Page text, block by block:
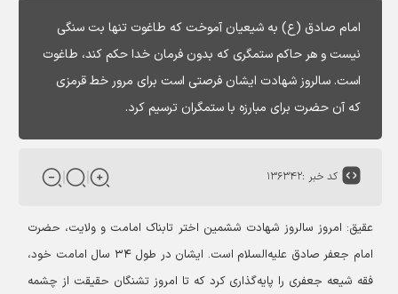
امام صادق (ع) به شیعیان آموخت که طاغوت تنها بت سنگی
نیست و هر حاکم ستمگری که بدون فرمان خدا حکم کند، طاغوت
است. سالروز شهادت ایشان فرصتی است برای مرور خط قرمزی
که آن حضرت برای مبارزه با ستمگران ترسیم کرد.
کد خبر :۱۳۶۳۴۲
عقیق:امروز سالروز شهادت ششمین اختر تابناک امامت و ولایت، حضرت
امام جعفر صادق علیه‌السلام است. ایشان در طول ۳۴ سال امامت خود،
فقه شیعه جعفری را پایه‌گذاری کرد که تا امروز تشنگان حقیقت از چشمه